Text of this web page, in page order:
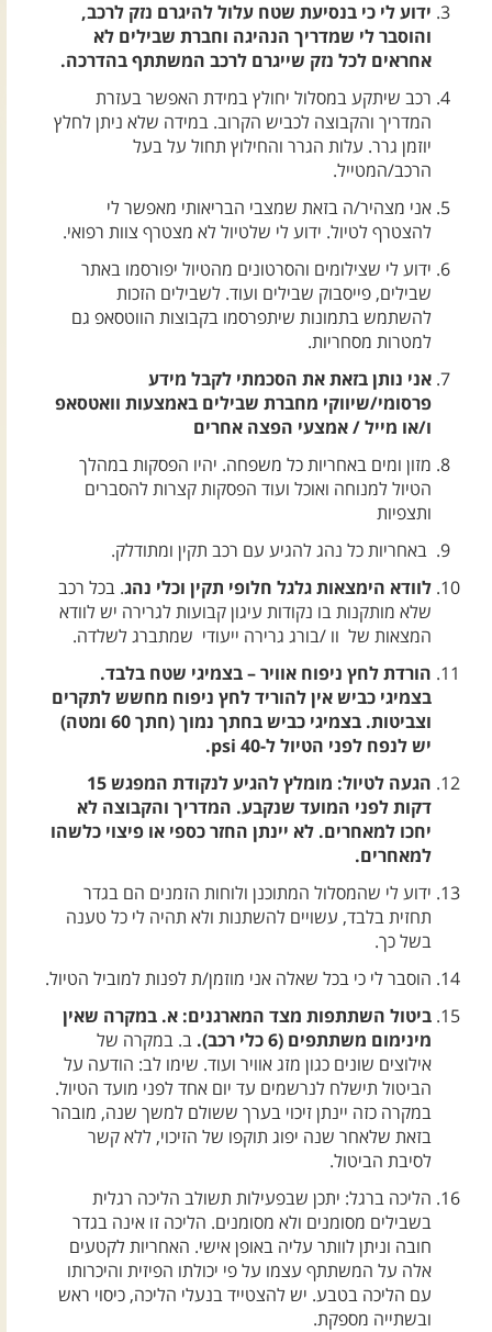
ידוע לי כי בנסיעת שטח עלול להיגרם נזק לרכב,
והוסבר לי שמדריך הנהיגה וחברת שבילים לא
אחראים לכל נזק שייגרם לרכב המשתתף בהדרכה.
רכב שיתקע במסלול יחולץ במידת האפשר בעזרת
המדריך והקבוצה לכביש הקרוב. במידה שלא ניתן לחלץ
יוזמן גרר. עלות הגרר והחילוץ תחול על בעל
הרכב/המטייל.
אני מצהיר/ה בזאת שמצבי הבריאותי מאפשר לי
להצטרף לטיול. ידוע לי שלטיול לא מצטרף צוות רפואי.
ידוע לי שצילומים והסרטונים מהטיול יפורסמו באתר
שבילים, פייסבוק שבילים ועוד. לשבילים הזכות
להשתמש בתמונות שיתפרסמו בקבוצות הווטסאפ גם
למטרות מסחריות.
אני נותן בזאת את הסכמתי לקבל מידע
פרסומי/שיווקי מחברת שבילים באמצעות וואטסאפ
ו/או מייל / אמצעי הפצה אחרים
מזון ומים באחריות כל משפחה. יהיו הפסקות במהלך
הטיול למנוחה ואוכל ועוד הפסקות קצרות להסברים
ותצפיות
באחריות כל נהג להגיע עם רכב תקין ומתודלק.
לוודא הימצאות גלגל חלופי תקין וכלי נהג. בכל רכב
שלא מותקנות בו נקודות עיגון קבועות לגרירה יש לוודא
המצאות של וו /בורג גרירה ייעודי שמתברג לשלדה.
הורדת לחץ ניפוח אוויר – בצמיגי שטח בלבד.
בצמיגי כביש אין להוריד לחץ ניפוח מחשש לתקרים
וצביטות. בצמיגי כביש בחתך נמוך (חתך 60 ומטה)
יש לנפח לפני הטיול ל-40 psi.
הגעה לטיול: מומלץ להגיע לנקודת המפגש 15
דקות לפני המועד שנקבע. המדריך והקבוצה לא
יחכו למאחרים. לא יינתן החזר כספי או פיצוי כלשהו
למאחרים.
ידוע לי שהמסלול המתוכנן ולוחות הזמנים הם בגדר
תחזית בלבד, עשויים להשתנות ולא תהיה לי כל טענה
בשל כך.
הוסבר לי כי בכל שאלה אני מוזמן/ת לפנות למוביל הטיול.
ביטול השתתפות מצד המארגנים: א. במקרה שאין
מינימום משתתפים (6 כלי רכב).
ב. במקרה של
אילוצים שונים כגון מזג אוויר ועוד. שימו לב: הודעה על
הביטול תישלח לנרשמים עד יום אחד לפני מועד הטיול.
במקרה כזה יינתן זיכוי בערך ששולם למשך שנה, מובהר
בזאת שלאחר שנה יפוג תוקפו של הזיכוי, ללא קשר
לסיבת הביטול.
הליכה ברגל: יתכן שבפעילות תשולב הליכה רגלית
בשבילים מסומנים ולא מסומנים. הליכה זו אינה בגדר
חובה וניתן לוותר עליה באופן אישי. האחריות לקטעים
אלה על המשתתף עצמו על פי יכולתו הפיזית והיכרותו
עם הליכה בטבע. יש להצטייד בנעלי הליכה, כיסוי ראש
ובשתייה מספקת.